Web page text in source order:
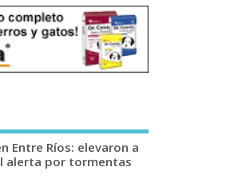
Entre Ríos: elevaron a
alerta por tormentas